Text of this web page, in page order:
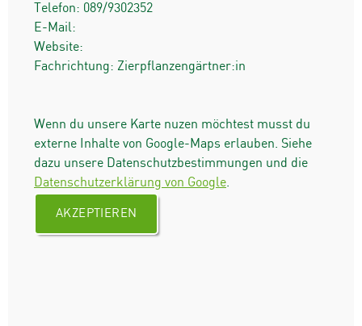
Telefon: 089/9302352
E-Mail:
Website:
Fachrichtung: Zierpflanzengärtner:in
Wenn du unsere Karte nuzen möchtest musst du
externe Inhalte von Google-Maps erlauben. Siehe
dazu unsere Datenschutzbestimmungen und die
Datenschutzerklärung von Google.
AKZEPTIEREN